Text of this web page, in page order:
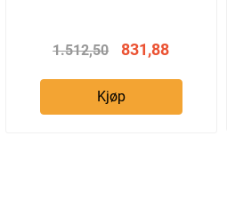
1.512,50 831,88
Kjøp